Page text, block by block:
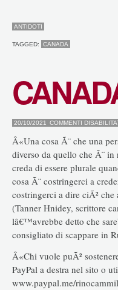
ANTIDOTI
TAGGED: CANADA
20/10/2021 COMMENTI
Â«Una cosa Ã¨ che una
diverso da quello che Ã¨
creda di essere plurale
cosa Ã¨ costringerci a
costringerci a dire ciÃ²
(Tanner Hnidey, scrittore
lâ€™avrebbe detto che
consigliato di scappare in
Â«Chi vuole puÃ²
PayPal a destra nel sito o
www.paypal.me/